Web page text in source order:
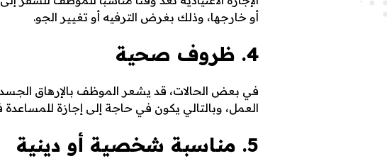
ة
أو خارجها، وذلك بغرض الترفيه أو تغيير الجو.
4. ظروف صحية
في بعض الحالات، قد يشعر الموظف بالإرهاق
العمل، وبالتالي يكون في حاجة إلى إجازة للمساعدة
5. مناسبة شخصية أو دينية